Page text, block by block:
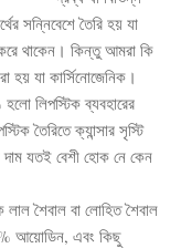
সন্নিবেশে তৈরি হয় যা
করে থাকেন। কিন্তু আমরা কি
হয় যা কার্সিনোজেনিক।
লিপস্টিক ব্যবহারের
তৈরিতে ক্যান্সার সৃস্টি
যতই বেশী হোক নে কেন
লাল শৈবাল বা লোহিত শৈবাল
আয়োডিন, এবং কিছু